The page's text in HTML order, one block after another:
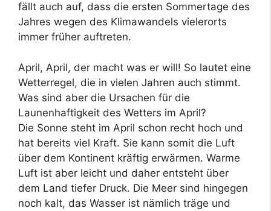
fällt auch auf, dass die ersten Sommertage des
Jahres wegen des Klimawandels vielerorts
immer früher auftreten.
April, April, der macht was er will! So lautet eine
Wetterregel, die in vielen Jahren auch stimmt.
Was sind aber die Ursachen für die
Launenhaftigkeit des Wetters im April?
Die Sonne steht im April schon recht hoch und
hat bereits viel Kraft. Sie kann somit die Luft
über dem Kontinent kräftig erwärmen. Warme
Luft ist aber leicht und daher entsteht über
dem Land tiefer Druck. Die Meer sind hingegen
noch kalt, das Wasser ist nämlich träge und